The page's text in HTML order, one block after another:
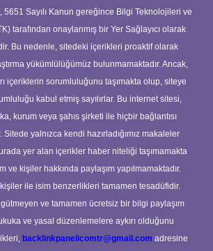
5651 Sayılı Kanun gereğince Bilgi Teknolojileri ve
tarafından onaylanmış bir Yer Sağlayıcı olarak
Bu nedenle, sitedeki içerikleri proaktif olarak
yükümlülüğümüz bulunmamaktadır. Ancak,
içeriklerin sorumluluğunu taşımakta olup, siteye
kabul etmiş sayılırlar. Bu internet sitesi,
kurum veya şahıs şirketi ile hiçbir bağlantısı
Sitede yalnızca kendi hazırladığımız makaleler
yer alan içerikler haber niteliği taşımamakta
ve kişiler hakkında paylaşım yapılmamaktadır.
ile isim benzerlikleri tamamen tesadüfidir.
ve tamamen ücretsiz bir bilgi paylaşım
ve yasal düzenlemelere aykırı olduğunu
backlinkpanelicomtr@gmail.com adresine